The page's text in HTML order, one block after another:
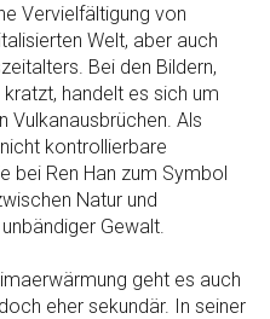
Vervielfältigung von
Welt, aber auch
Bei den Bildern,
handelt es sich um
Vulkanausbrüchen. Als
kontrollierbare
bei Ren Han zum Symbol
Natur und
Gewalt.
geht es auch
eher sekundär. In seiner